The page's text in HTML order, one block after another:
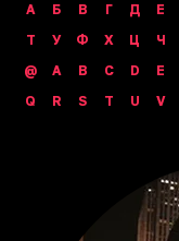
А Б В Г Д Е
Т
У Ф Х Ц Ч
@
A B C D E
Q
R S T U V